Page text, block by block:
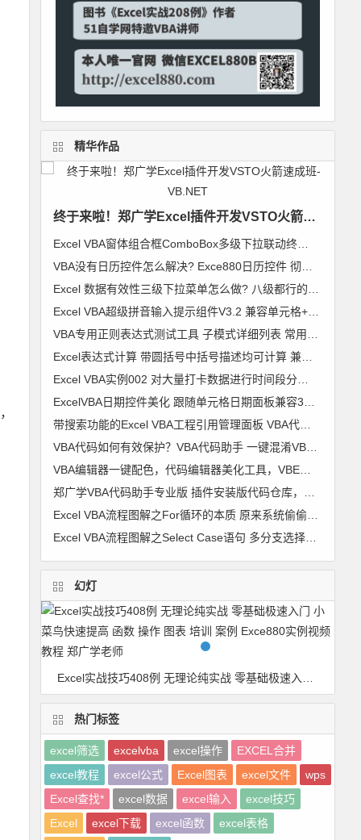
精华作品
终于来啦！郑广学Excel插件开发VSTO火箭速成班-VB.NET
Excel VBA窗体组合框ComboBox多级下拉联动终极解决方案 无限级别逐级加载 类模块通用组件
VBA没有日历控件怎么解决? Exce880日历控件 彻底解决日历控件兼容问题 郑广学作品
Excel 数据有效性三级下拉菜单怎么做? 八级都行的无限级别下拉菜单级联列表 VBA通用组件使用说明
Excel VBA超级拼音输入提示组件V3.2 兼容单元格+控件+窗体 郑广学 VBA 拼音输入提示
VBA专用正则表达式测试工具 子模式详细列表 常用表达式及标准正则代码模块 郑广学 作品 图文
Excel表达式计算 带圆括号中括号描述均可计算 兼容64位Excel 支持超过255字符【VIP视频教程】VBA精彩实例006
Excel VBA实例002 对大量打卡数据进行时间段分组 考勤时间段划分【VIP视频教程】
ExcelVBA日期控件美化 跟随单元格日期面板兼容32位+64位及WPS 窗体 日历控件 窗体跟随单元格代码 图文
带搜索功能的Excel VBA工程引用管理面板 VBA代码助手专业版最新功能
VBA代码如何有效保护？VBA代码助手 一键混淆VBA代码 变成你自己也不认识的样子
VBA编辑器一键配色，代码编辑器美化工具，VBE颜色修改器 VBA颜色修改器 软件使用详解
郑广学VBA代码助手专业版 插件安装版代码仓库，代码管理，VBA代码对齐，代码排版，破解工程密码，隐藏模块，代码混淆，自动插入代码 兼容64
Excel VBA流程图解之For循环的本质 原来系统偷偷干了很多事
Excel VBA流程图解之Select Case语句 多分支选择的最佳选择
幻灯
Excel实战技巧408例 无理论纯实战 零基础极速入门 小菜鸟快速提高 函数 操作 图表 培训 案例 Exce880实例视频教程 郑广学老师
热门标签
excel筛选 excelvba excel操作
EXCEL合并
excel教程
excel公式 Excel图表 excel文件
wps
Excel查找*
excel数据 excel输入
excel技巧
Excel
excel下载 excel函数
excel表格